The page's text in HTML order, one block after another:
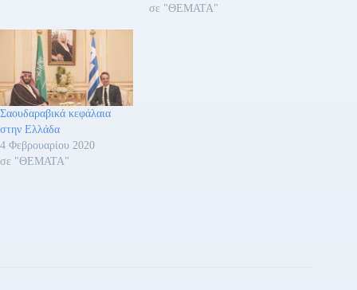
σε "ΘΕΜΑΤΑ"
Σαουδαραβικά κεφάλαια
στην Ελλάδα
4 Φεβρουαρίου 2020
σε "ΘΕΜΑΤΑ"